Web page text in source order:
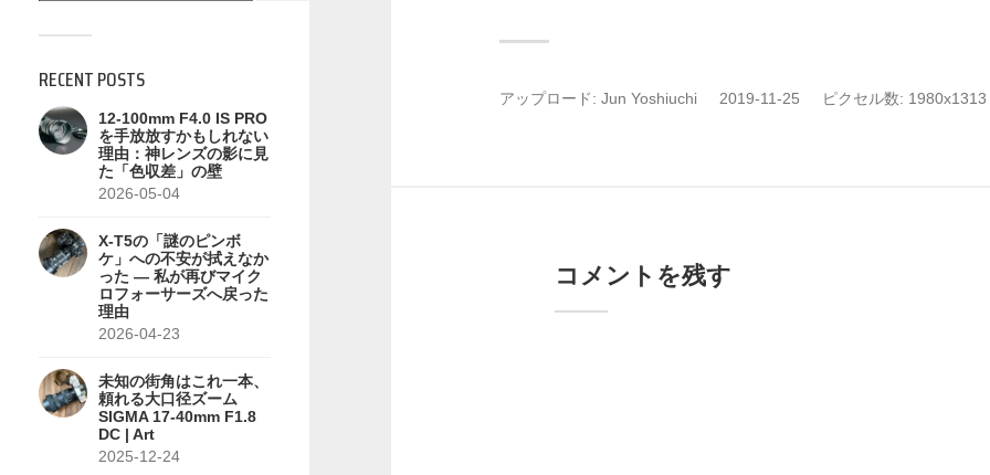
RECENT POSTS
12-100mm F4.0 IS PRO
を手放放すかもしれない
理由：神レンズの影に見
た「色収差」の壁
2026-05-04
X-T5の「謎のピンボ
ケ」への不安が拭えなか
った — 私が再びマイク
ロフォーサーズへ戻った
理由
2026-04-23
未知の街角はこれ一本、
頼れる大口径ズーム
SIGMA 17-40mm F1.8
DC | Art
2025-12-24
アップロード: Jun Yoshiuchi 2019-11-25 ピクセル数: 1980x1313
コメントを残す